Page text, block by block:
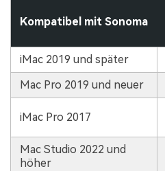
Kompatibel mit Sonoma
iMac 2019 und später
Mac Pro 2019 und neuer
iMac Pro 2017
Mac Studio 2022 und
höher